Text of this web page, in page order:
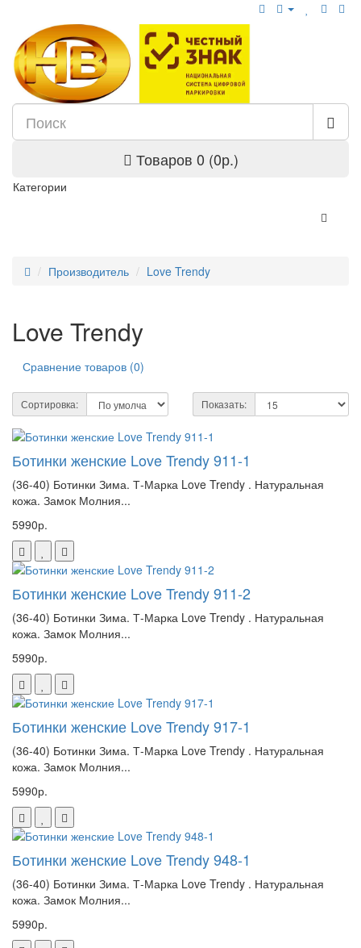
Товаров 0 (0р.)
Категории
Производитель Love Trendy
Love Trendy
Сравнение товаров (0)
Сортировка: Показать:
Ботинки женские Love Trendy 911-1
(36-40) Ботинки Зима. Т-Марка Love Trendy . Натуральная
кожа. Замок Молния...
5990р.
Ботинки женские Love Trendy 911-2
(36-40) Ботинки Зима. Т-Марка Love Trendy . Натуральная
кожа. Замок Молния...
5990р.
Ботинки женские Love Trendy 917-1
(36-40) Ботинки Зима. Т-Марка Love Trendy . Натуральная
кожа. Замок Молния...
5990р.
Ботинки женские Love Trendy 948-1
(36-40) Ботинки Зима. Т-Марка Love Trendy . Натуральная
кожа. Замок Молния...
5990р.